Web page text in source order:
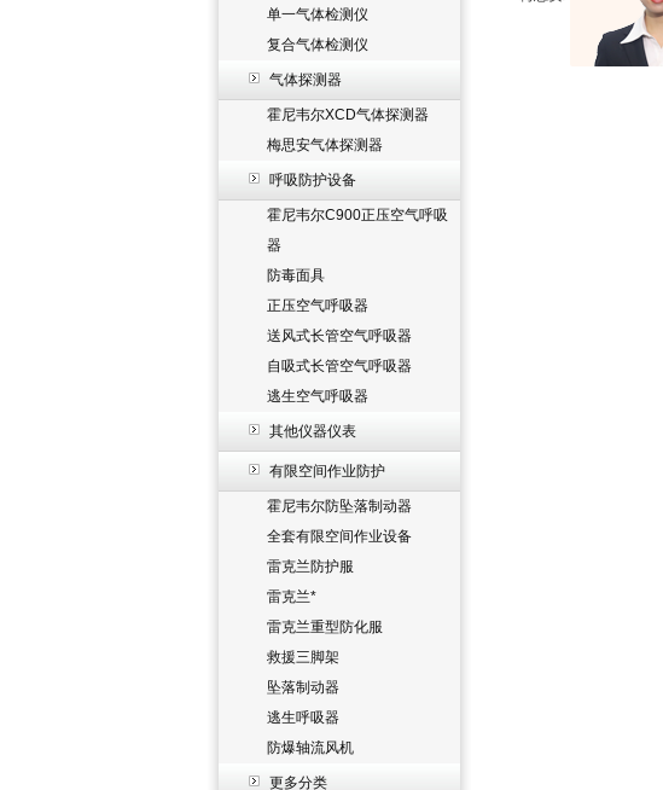
单一气体检测仪
复合气体检测仪
气体探测器
霍尼韦尔XCD气体探测器
梅思安气体探测器
呼吸防护设备
霍尼韦尔C900正压空气呼吸
器
防毒面具
正压空气呼吸器
送风式长管空气呼吸器
自吸式长管空气呼吸器
逃生空气呼吸器
其他仪器仪表
有限空间作业防护
霍尼韦尔防坠落制动器
全套有限空间作业设备
雷克兰防护服
雷克兰*
雷克兰重型防化服
救援三脚架
坠落制动器
逃生呼吸器
防爆轴流风机
更多分类
气呼吸器秋季*